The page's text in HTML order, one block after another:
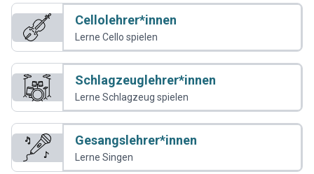
Cellolehrer*innen
Lerne Cello spielen
Schlagzeuglehrer*innen
Lerne Schlagzeug spielen
Gesangslehrer*innen
Lerne Singen